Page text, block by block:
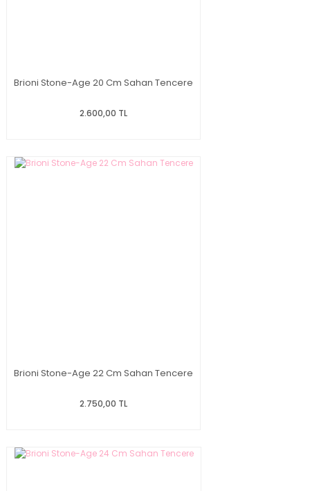
Brioni Stone-Age 20 Cm Sahan Tencere
2.600,00 TL
Brioni Stone-Age 22 Cm Sahan Tencere
2.750,00 TL